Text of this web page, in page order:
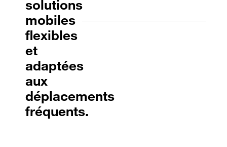
solutions
mobiles
flexibles
et
adaptées
aux
déplacements
fréquents.